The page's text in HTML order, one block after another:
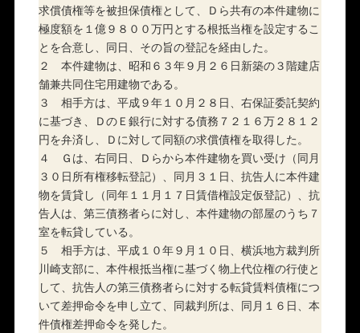
求償債権等を被担保債権として、Ｄら共有の本件建物に
極度額を１億９８００万円とする根抵当権を設定するこ
とを合意し、同日、その旨の登記を経由した。
２ 本件建物は、昭和６３年９月２６日新築の３階建店
舗兼共同住宅用建物である。
３ 相手方は、平成９年１０月２８日、右保証委託契約
に基づき、ＤのＥ銀行に対する債務７２１６万２８１２
円を弁済し、Ｄに対して同額の求償債権を取得した。
４ Ｇは、右同日、Ｄらから本件建物を買い受け（同月
３０日所有権移転登記）、同月３１日、抗告人に本件建
物を賃貸し（同年１１月１７日賃借権設定仮登記）、抗
告人は、第三債務者らに対し、本件建物の部屋のうち７
室を転貸している。
５ 相手方は、平成１０年９月１０日、横浜地方裁判所
川崎支部に、本件根抵当権に基づく物上代位権の行使と
して、抗告人の第三債務者らに対する転貸賃料債権につ
いて差押命令を申し立て、同裁判所は、同月１６日、本
件債権差押命令を発した。